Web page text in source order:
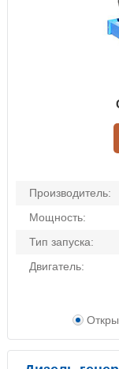
Производитель:
Мощность:
Тип запуска:
Двигатель: